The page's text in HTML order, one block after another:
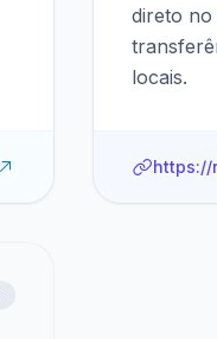
direto no
locais.
https://